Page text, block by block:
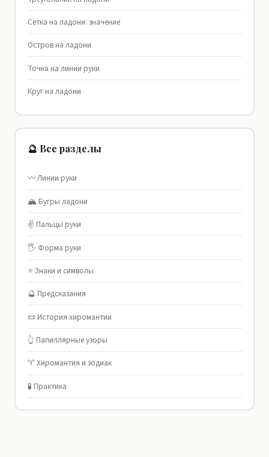
Сетка на ладони: значение
Остров на ладони
Точка на линии руки
Круг на ладони
🔮 Все разделы
〰️ Линии руки
🏔️ Бугры ладони
✌️ Пальцы руки
🖐️ Форма руки
⭐ Знаки и символы
🔮 Предсказания
📜 История хиромантии
👆 Папиллярные узоры
♈ Хиромантия и зодиак
🧪 Практика